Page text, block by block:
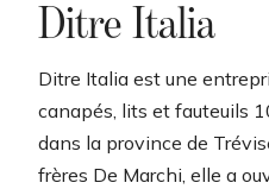
Ditre Italia
Ditre Italia est une
canapés, lits et fauteuils
dans la province de
frères De Marchi, elle a